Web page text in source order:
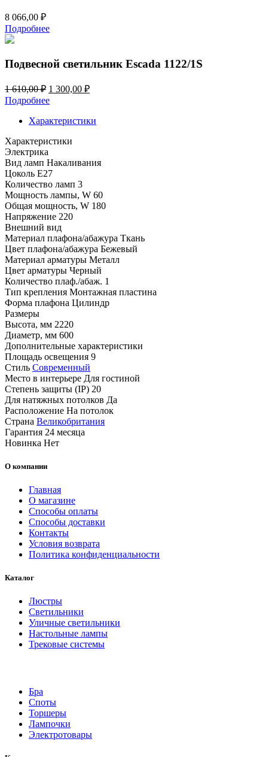
8 066,00 ₽
Подробнее
Подвесной светильник Escada 1122/1S
1 610,00₽ Первоначальная
цена
составляла
1
1 300,00 ₽Текущая
300,00 ₽.
Подробнее
Характеристики
Характеристики
Электрика
Вид ламп Накаливания
Цоколь E27
Количество ламп 3
Мощность лампы, W 60
Общая мощность, W 180
Напряжение 220
Внешний вид
Материал плафона/абажура Ткань
Цвет плафона/абажура Бежевый
Материал арматуры Металл
Цвет арматуры Черный
Количество плаф./абаж. 1
Тип крепления Монтажная пластина
Форма плафона Цилиндр
Размеры
Высота, мм 2220
Диаметр, мм 600
Дополнительные характеристики
Площадь освещения 9
Стиль Современный
Место в интерьере Для гостиной
Степень защиты (IP) 20
Для натяжных потолков Да
Расположение На потолок
Страна Великобритания
Гарантия 24 месяца
Новинка Нет
О компании
Главная
О магазине
Способы оплаты
Способы доставки
Контакты
Условия возврата
Политика конфиденциальности
Каталог
Люстры
Светильники
Уличные светильники
Настольные лампы
Трековые системы
Бра
Споты
Торшеры
Лампочки
Электротовары